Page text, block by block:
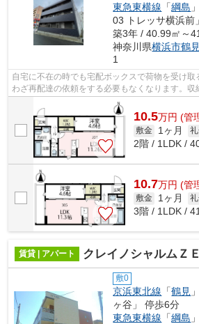
東急東横線 「綱島
03 トレッサ横浜前
築3年 / 40.99㎡～
神奈川県横浜市鶴
1
自宅に不在の時でも宅配ボックスで荷物を受け
わざ再配達の依頼をする必要もなくなります。収
ォークインクロゼットなど豊富なので...
10.5万円 (管
敷金 1ヶ月
2階 / 1LDK /
10.7万円 (管
敷金 1ヶ月
3階 / 1LDK /
賃貸 | アパート クレイノシャルムＺ
敷0
京浜東北線 「鶴見
ヶ谷」 停歩6分
東急東横線 「綱島